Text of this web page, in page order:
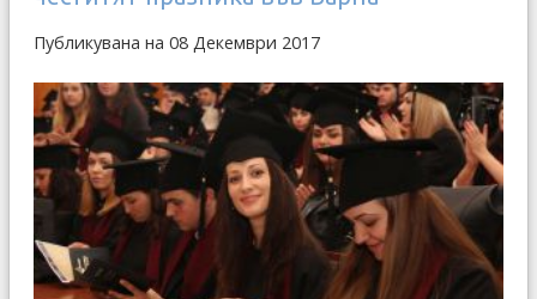
Публикувана на 08 Декември 2017